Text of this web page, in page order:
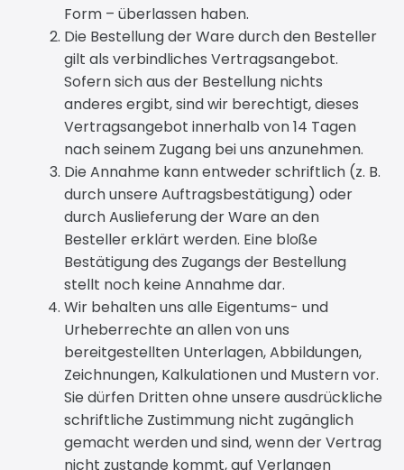
Form – überlassen haben.
Die Bestellung der Ware durch den Besteller
gilt als verbindliches Vertragsangebot.
Sofern sich aus der Bestellung nichts
anderes ergibt, sind wir berechtigt, dieses
Vertragsangebot innerhalb von 14 Tagen
nach seinem Zugang bei uns anzunehmen.
Die Annahme kann entweder schriftlich (z. B.
durch unsere Auftragsbestätigung) oder
durch Auslieferung der Ware an den
Besteller erklärt werden. Eine bloße
Bestätigung des Zugangs der Bestellung
stellt noch keine Annahme dar.
Wir behalten uns alle Eigentums- und
Urheberrechte an allen von uns
bereitgestellten Unterlagen, Abbildungen,
Zeichnungen, Kalkulationen und Mustern vor.
Sie dürfen Dritten ohne unsere ausdrückliche
schriftliche Zustimmung nicht zugänglich
gemacht werden und sind, wenn der Vertrag
nicht zustande kommt, auf Verlangen